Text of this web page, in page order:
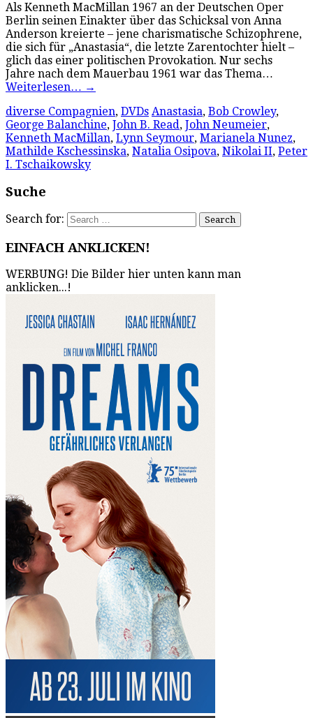
Als Kenneth MacMillan 1967 an der Deutschen Oper
Berlin seinen Einakter über das Schicksal von Anna
Anderson kreierte – jene charismatische Schizophrene,
die sich für „Anastasia“, die letzte Zarentochter hielt –
glich das einer politischen Provokation. Nur sechs
Jahre nach dem Mauerbau 1961 war das Thema…
Weiterlesen… →
diverse Compagnien, DVDs Anastasia, Bob Crowley,
George Balanchine, John B. Read, John Neumeier,
Kenneth MacMillan, Lynn Seymour, Marianela Nunez,
Mathilde Kschessinska, Natalia Osipova, Nikolai II, Peter
I. Tschaikowsky
Suche
Search for:
EINFACH ANKLICKEN!
WERBUNG! Die Bilder hier unten kann man
anklicken...!